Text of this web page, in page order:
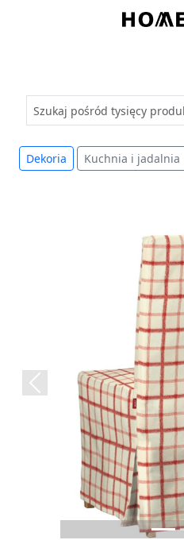
Homeclub
Dekoria Kuchnia i jadalnia
Previous